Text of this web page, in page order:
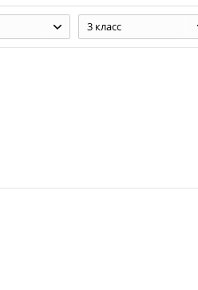
3 класс